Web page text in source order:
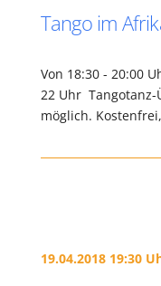
Tango im
Von 18:30 - 20:00
22 Uhr
möglich.
19.04.2018 19:30